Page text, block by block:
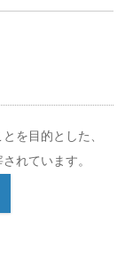
を目的とした、
れています。